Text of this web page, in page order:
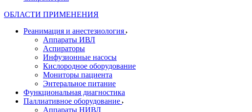
ОБЛАСТИ ПРИМЕНЕНИЯ
Реанимация и анестезиология
Аппараты ИВЛ
Аспираторы
Инфузионные насосы
Кислородное оборудование
Мониторы пациента
Энтеральное питание
Функциональная диагностика
Паллиативное оборудование
Аппараты НИВЛ